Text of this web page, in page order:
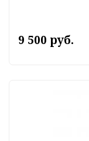
9 500 руб.